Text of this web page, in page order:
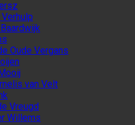
Oude Vergans
van Velt
Vreugd
Willems